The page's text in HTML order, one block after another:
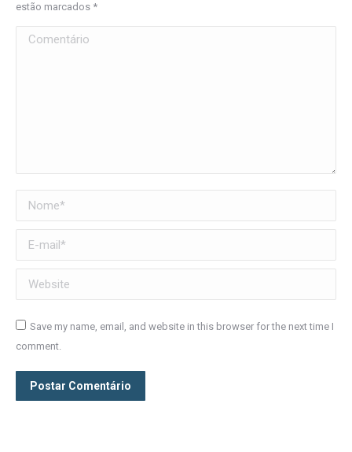
estão marcados *
Comentário
Nome *
E-mail *
Website
Save my name, email, and website in this browser for the next time I
comment.
Postar Comentário